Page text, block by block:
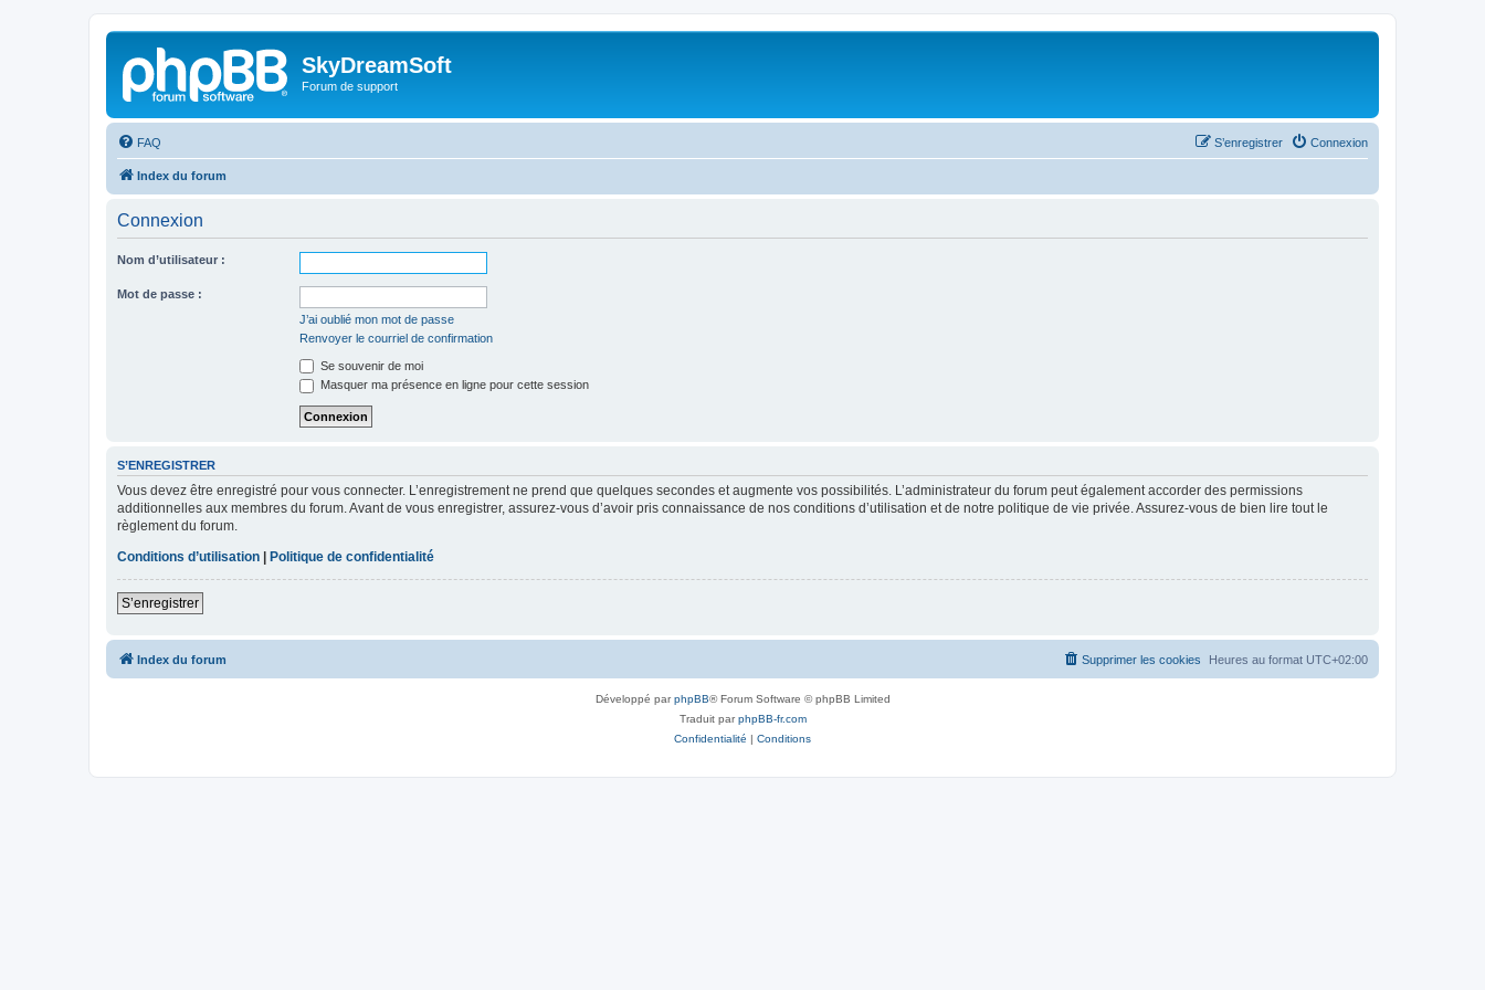
SkyDreamSoft
Forum de support
FAQ Connexion
S’enregistrer
Index du forum
Connexion
Nom d’utilisateur :
Mot de passe :
J’ai oublié mon mot de passe
Renvoyer le courriel de confirmation
Se souvenir de moi
Masquer ma présence en ligne pour cette session
S’ENREGISTRER
Vous devez être enregistré pour vous connecter. L’enregistrement ne prend que quelques secondes et augmente vos possibilités. L’administrateur du forum peut également accorder des permissions
additionnelles aux membres du forum. Avant de vous enregistrer, assurez-vous d’avoir pris connaissance de nos conditions d’utilisation et de notre politique de vie privée. Assurez-vous de bien lire tout le
règlement du forum.
Conditions d’utilisation
Politique de confidentialité
S’enregistrer
Index du forum Heures au format UTC+02:00
Supprimer les cookies
Développé parphpBB® Forum Software © phpBB Limited
Traduit parphpBB-fr.com
Confidentialité | Conditions